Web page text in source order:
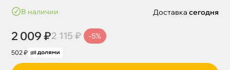
наличии
2 009 ₽2 115 ₽ -5%
502 ₽
Доставка сегодня